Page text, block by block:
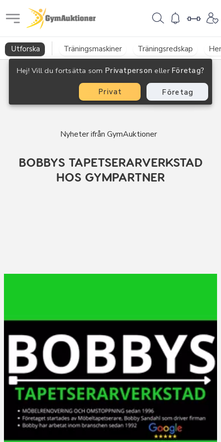
GymAuktioner
Hej! Vill du fortsätta som Privatperson eller Företag?
Privat Företag
Utforska Träningsmaskiner Träningsredskap
Nyheter ifrån GymAuktioner
BOBBYS TAPETSERARVERKSTAD
HOS GYMPARTNER